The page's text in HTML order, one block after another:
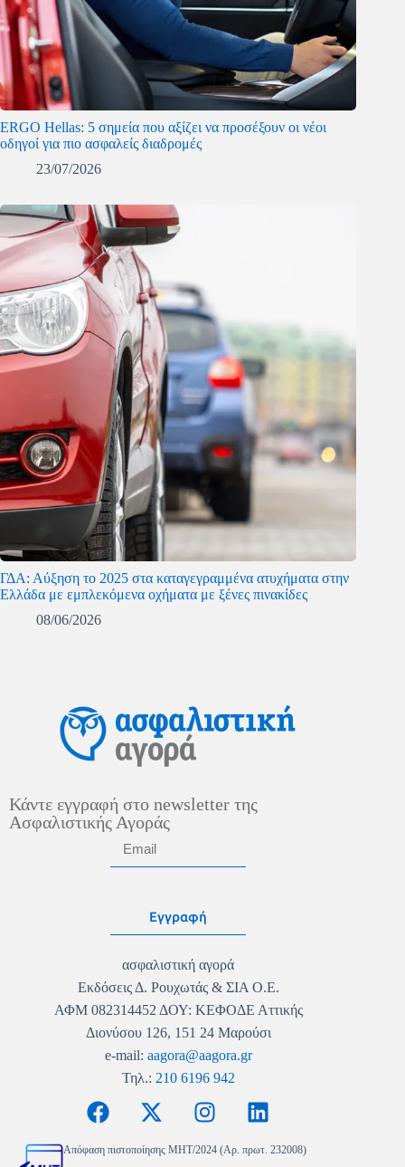
ERGO Hellas: 5 σημεία που αξίζει να προσέξουν οι νέοι
οδηγοί για πιο ασφαλείς διαδρομές
23/07/2026
ΓΔΑ: Αύξηση το 2025 στα καταγεγραμμένα ατυχήματα στην
Ελλάδα με εμπλεκόμενα οχήματα με ξένες πινακίδες
08/06/2026
Κάντε εγγραφή στο newsletter της
Ασφαλιστικής Αγοράς
Εγγραφή
ασφαλιστική αγορά
Εκδόσεις Δ. Ρουχωτάς & ΣΙΑ Ο.Ε.
ΑΦΜ 082314452 ΔΟΥ: ΚΕΦΟΔΕ Αττικής
Διονύσου 126, 151 24 Μαρούσι
e-mail: aagora@aagora.gr
Τηλ.: 210 6196 942
Απόφαση πιστοποίησης MHT/2024 (Αρ. πρωτ. 232008)